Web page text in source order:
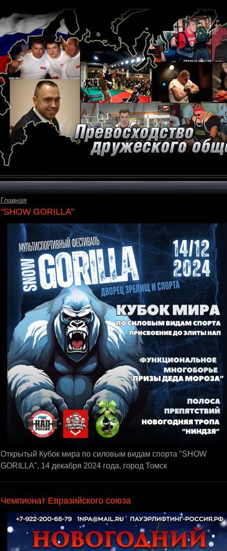
Главная
"SHOW GORILLA"
Открытый Кубок мира по силовым видам спорта "SHOW
GORILLA", 14 декабря 2024 года, город Томск
Чемпионат Евразийского союза